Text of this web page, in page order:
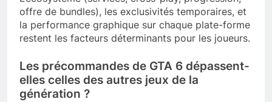
offre de bundles), les exclusivités temporaires, et
la performance graphique sur chaque plate-forme
restent les facteurs déterminants pour les joueurs.
Les précommandes de GTA 6 dépassent-
elles celles des autres jeux de la
génération ?